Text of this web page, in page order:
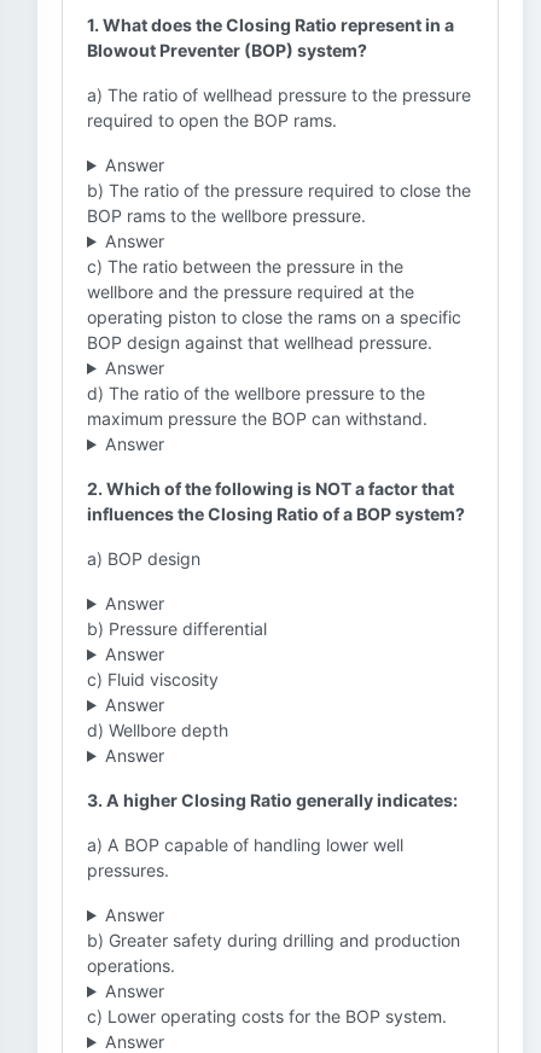
1. What does the Closing Ratio represent in a
Blowout Preventer (BOP) system?
a) The ratio of wellhead pressure to the pressure
required to open the BOP rams.
Answer
b) The ratio of the pressure required to close the
BOP rams to the wellbore pressure.
Answer
c) The ratio between the pressure in the
wellbore and the pressure required at the
operating piston to close the rams on a specific
BOP design against that wellhead pressure.
Answer
d) The ratio of the wellbore pressure to the
maximum pressure the BOP can withstand.
Answer
2. Which of the following is NOT a factor that
influences the Closing Ratio of a BOP system?
a) BOP design
Answer
b) Pressure differential
Answer
c) Fluid viscosity
Answer
d) Wellbore depth
Answer
3. A higher Closing Ratio generally indicates:
a) A BOP capable of handling lower well
pressures.
Answer
b) Greater safety during drilling and production
operations.
Answer
c) Lower operating costs for the BOP system.
Answer